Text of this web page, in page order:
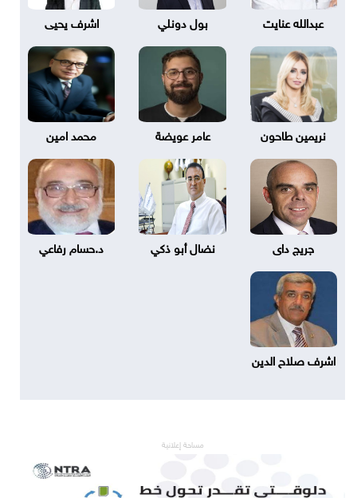
عبدالله عنايت بول دونلي اشرف يحيى
نريمين طاحون عامر عويضة محمد امين
جريج داى نضال أبو ذكي د.حسام رفاعي
اشرف صلاح الدين
مساحة إعلانية